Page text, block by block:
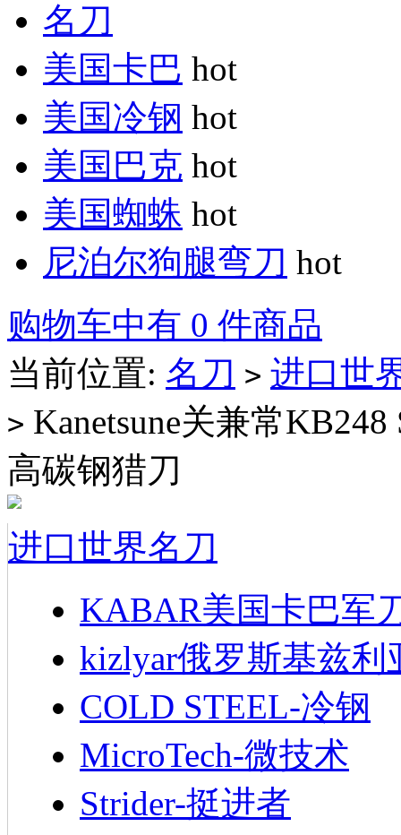
名刀
美国卡巴 hot
美国冷钢 hot
美国巴克 hot
美国蜘蛛 hot
尼泊尔狗腿弯刀 hot
购物车中有 0 件商品
当前位置: 名刀 > 进口世
> Kanetsune关兼常
高碳钢猎刀
进口世界名刀
KABAR美国卡巴军
kizlyar俄罗斯基兹利
COLD STEEL-冷钢
MicroTech-微技术
Strider-挺进者